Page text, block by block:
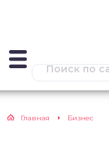
Главная Бизнес